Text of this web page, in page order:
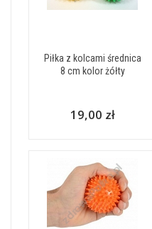
Piłka z kolcami średnica
8 cm kolor żółty
19,00 zł